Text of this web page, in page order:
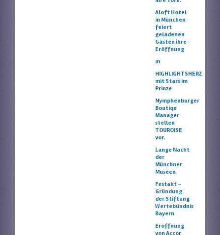
Aloft Hotel
in München
feiert
geladenen
Gästen ihre
Eröffnung
m
HIGHLIGHTSHERZ
mit Stars im
Prinze
Nymphenburger
Boutiqe
Manager
stellen
TOUROISE
vor.
Lange Nacht
der
Münchner
Museen
Festakt –
Gründung
der Stiftung
Wertebündnis
Bayern
Eröffnung
von Accor